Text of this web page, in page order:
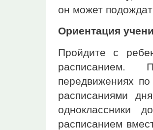
он может
Ориентация
Пройдите с
расписанием.
передвижениях
расписаниями
одноклассники
расписанием